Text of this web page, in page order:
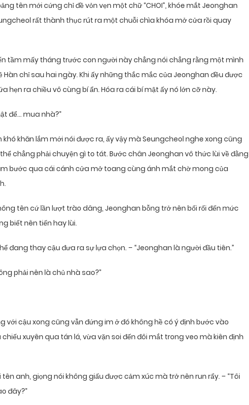
tên mới cứng chỉ đề vỏn vẹn một chữ “CHOI”, khóe mắt Jeonghan
rất thành thục rút ra một chuỗi chìa khóa mở cửa rồi quay
tầm mấy tháng trước con người này chẳng nói chẳng rằng một mình
Hàn chỉ sau hai ngày. Khi ấy những thắc mắc của Jeonghan đều được
hẹn ra chiều vô cùng bí ẩn. Hóa ra cái bí mật ấy nó lớn cỡ này.
để… mua nhà?”
khăn lắm mới nói được ra, ấy vậy mà Seungcheol nghe xong cũng
chẳng phải chuyện gì to tát. Bước chân Jeonghan vô thức lùi về đằng
bước qua cái cánh cửa mở toang cùng ánh mắt chờ mong của
tên cứ lần lượt trào dâng, Jeonghan bỗng trở nên bối rối đến mức
biết nên tiến hay lùi.
đang thay cậu đưa ra sự lựa chọn. – “Jeonghan là người đầu tiên.”
phải nên là chủ nhà sao?”
với cậu xong cũng vẫn đứng im ở đó không hề có ý định bước vào
xuyên qua tán lá, vừa vặn soi đến đôi mắt trong veo mà kiên định
tên anh, giọng nói không giấu được cảm xúc mà trở nên run rẩy. – “Tôi
đây?”